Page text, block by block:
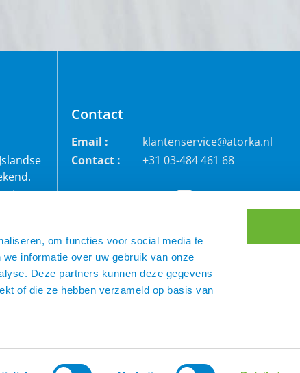
om functies voor social media te
informatie over uw gebruik van onze
Deze partners kunnen deze gegevens
of die ze hebben verzameld op basis van
staan
zo
Contact
Email :
klantenservice@atorka.nl
Contact :
+31 03-484 461 68